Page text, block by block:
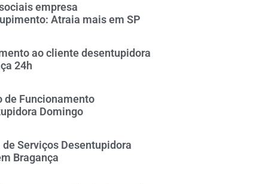
empresa
Atraia mais em SP
ao cliente desentupidora
24h
de Funcionamento
Domingo
de Serviços Desentupidora
Bragança